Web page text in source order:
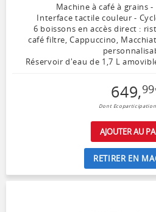
Machine à café à grains
Interface tactile couleur -
6 boissons en accès direct :
café filtre, Cappuccino,
Réservoir d'eau de 1,7 L
649,99
Dont
AJOUTER AU
RETIRER EN